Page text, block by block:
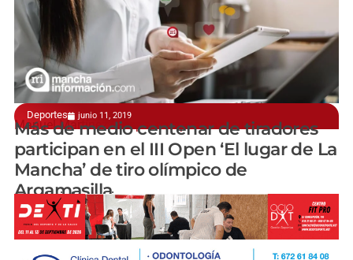
Deportes junio 11, 2019
Manuel Martínez Crespo, campeón absoluto
Más de medio centenar de tiradores
participan en el III Open ‘El lugar de La
Mancha’ de tiro olímpico de
Argamasilla
manchainformacion.com